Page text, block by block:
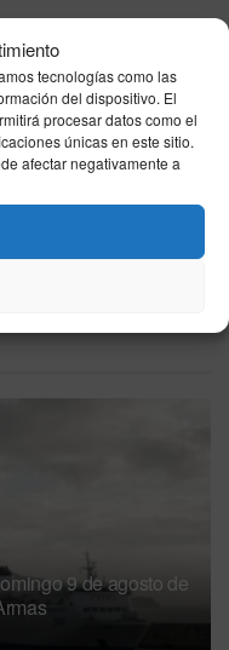
tecnologías como las
del dispositivo. El
procesar datos como el
únicas en este sitio.
afectar negativamente a
la AEMET avisa
escasa y UV alto
8 de junio de 2026:
oficial
9 de agosto de